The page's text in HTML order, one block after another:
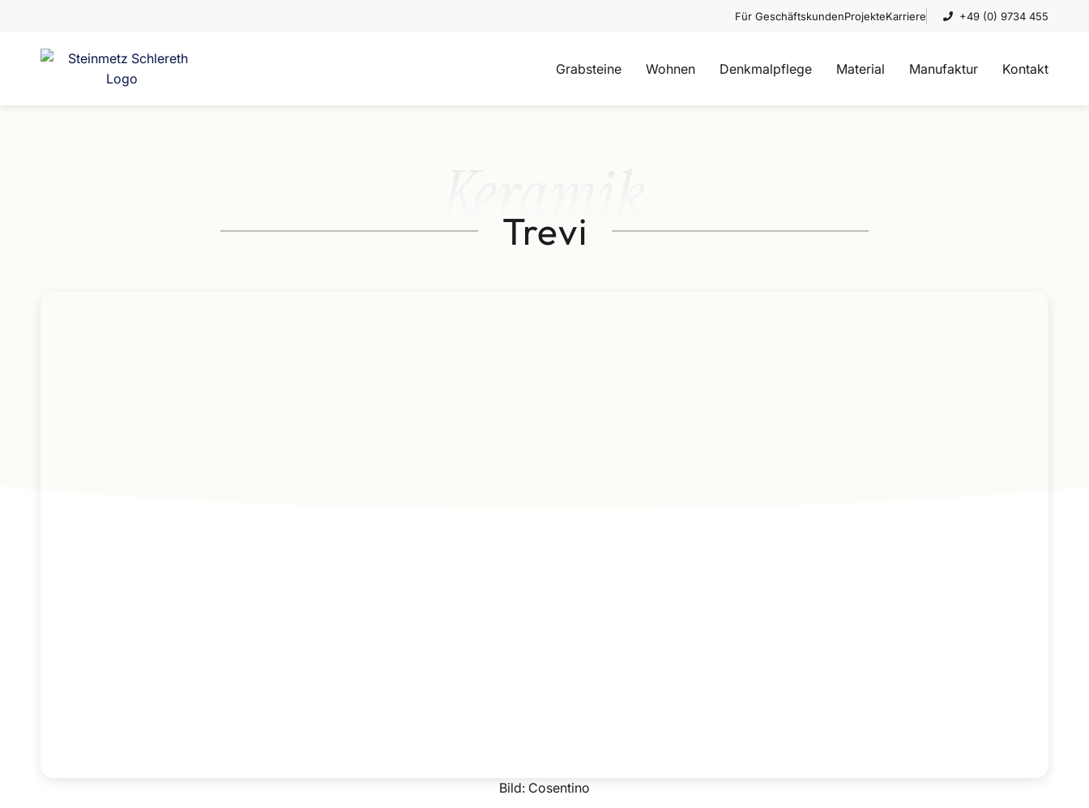
Für GeschäftskundenProjekteKarriere +49 (0) 9734 455
Grabsteine Wohnen Denkmalpflege Material Manufaktur Kontakt
Keramik
Trevi
Bild: Cosentino